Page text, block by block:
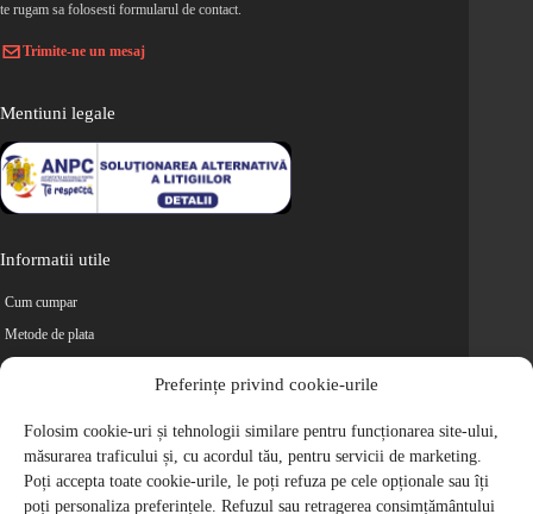
Preferințe privind cookie-urile
Folosim cookie-uri și tehnologii similare pentru funcționarea site-ului,
măsurarea traficului și, cu acordul tău, pentru servicii de marketing.
Poți accepta toate cookie-urile, le poți refuza pe cele opționale sau îți
poți personaliza preferințele. Refuzul sau retragerea consimțământului
te rugam sa folosesti formularul de contact.
Trimite-ne un mesaj
Mentiuni legale
Informatii utile
Cum cumpar
Metode de plata
Retur
Cariere
Politica de Confidentialitate